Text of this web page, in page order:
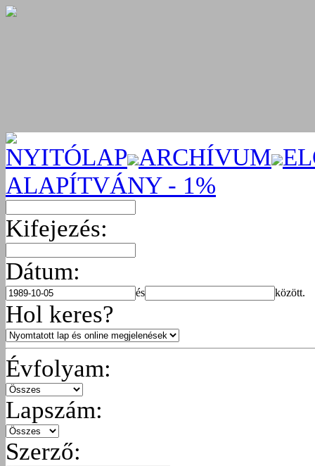
NYITÓLAP ARCHÍVUM
ALAPÍTVÁNY - 1%
Kifejezés:
Dátum:
és között.
Hol keres?
Évfolyam:
Lapszám:
Szerző: